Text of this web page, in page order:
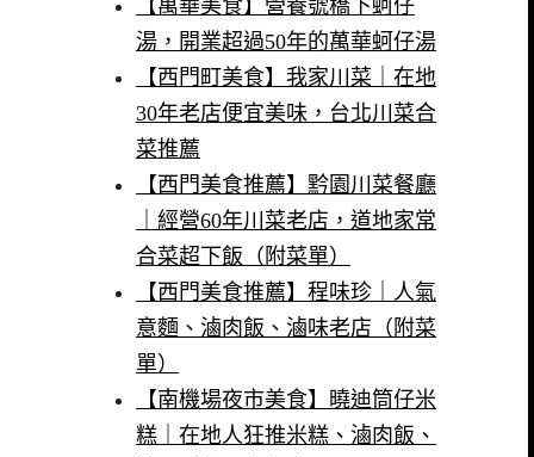
【萬華美食】營養號橋下蚵仔
湯，開業超過50年的萬華蚵仔湯
【西門町美食】我家川菜｜在地
30年老店便宜美味，台北川菜合
菜推薦
【西門美食推薦】黔園川菜餐廳
｜經營60年川菜老店，道地家常
合菜超下飯（附菜單）
【西門美食推薦】程味珍｜人氣
意麵、滷肉飯、滷味老店（附菜
單）
【南機場夜市美食】曉迪筒仔米
糕｜在地人狂推米糕、滷肉飯、